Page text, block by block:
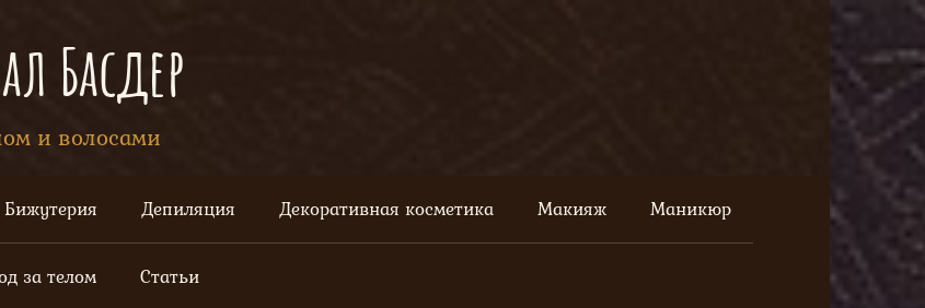
Басдер
и волосами
Бижутерия Депиляция Декоративная косметика Макияж Маникюр
за телом Статьи